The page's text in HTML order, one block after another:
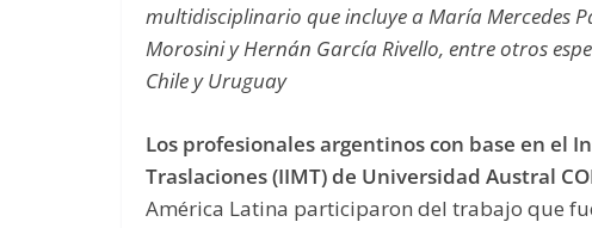
multidisciplinario que incluye a María Mercedes
Morosini y Hernán García Rivello, entre otros
Chile y Uruguay
Los profesionales argentinos con base en el
Traslaciones (IIMT) de Universidad Austral
América Latina participaron del trabajo que